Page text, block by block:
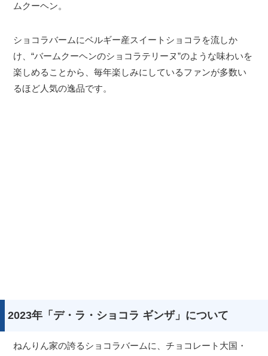
ムクーヘン。
ショコラバームにベルギー産スイートショコラを流しか
け、“バームクーヘンのショコラテリーヌ”のような味わいを
楽しめることから、毎年楽しみにしているファンが多数い
るほど人気の逸品です。
2023年「デ・ラ・ショコラ ギンザ」について
ねんりん家の誇るショコラバームに、チョコレート大国・